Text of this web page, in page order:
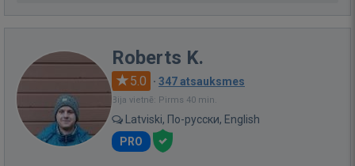
Roberts K.
5.0 · 347 atsauksmes
Bija vietnē: Pirms 40 min.
Latviski, По-русски, English
PRO